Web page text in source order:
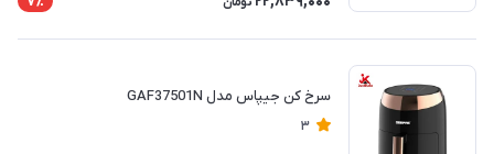
سرخ کن جیپاس مدل GAF37501N
3